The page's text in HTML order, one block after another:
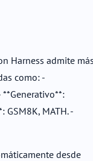
Harness admite
como: -
**Generativo**:
GSM8K, MATH. -
desde